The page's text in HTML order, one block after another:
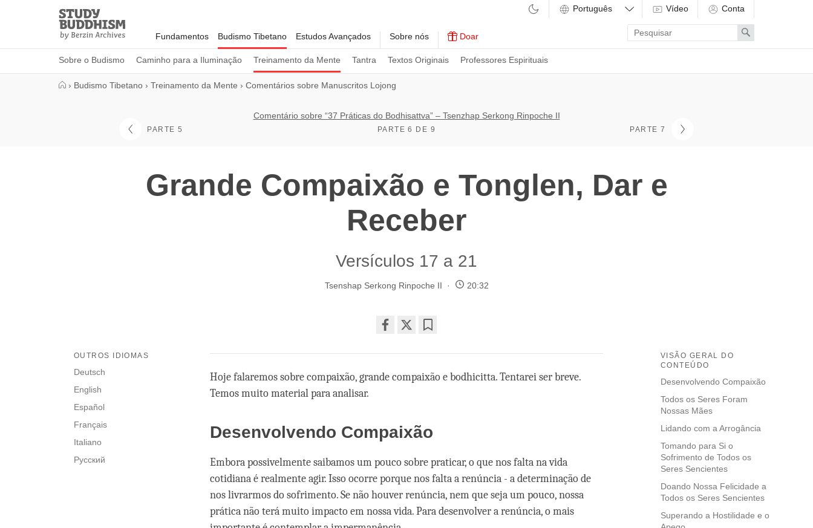
Study
Buddhism
Home
Fundamentos Budismo Tibetano
Sobre o Budismo Caminho para a Iluminação Treinamento da Mente Tantra Textos Originais Professores Espirituais
Estudos Avançados Sobre nós Doar
Vídeo Conta
Enter
search
term
Search
› Budismo Tibetano › Treinamento da Mente › Comentários sobre Manuscritos Lojong
PARTE 5
Comentário sobre “37 Práticas do Bodhisattva” – Tsenzhap Serkong Rinpoche II
PARTE 6 DE 9 PARTE 7
Grande Compaixão e Tonglen, Dar e
Receber
Versículos 17 a 21
Tsenshap Serkong Rinpoche II 20:32
on
facebook
VISÃO GERAL DO
CONTEÚDO
Desenvolvendo Compaixão
Todos os Seres Foram
Nossas Mães
Lidando com a Arrogância
Tomando para Si o
Sofrimento de Todos os
Seres Sencientes
Doando Nossa Felicidade a
Todos os Seres Sencientes
Superando a Hostilidade e o
OUTROS IDIOMAS
Deutsch
English
Español
Français
Italiano
Русский
Hoje falaremos sobre compaixão, grande compaixão e bodhicitta. Tentarei ser breve.
Temos muito material para analisar.
Desenvolvendo Compaixão
Embora possivelmente saibamos um pouco sobre praticar, o que nos falta na vida
cotidiana é realmente agir. Isso ocorre porque nos falta a renúncia - a determinação de
nos livrarmos do sofrimento. Se não houver renúncia, nem que seja um pouco, nossa
prática não terá muito impacto em nossa vida. Para desenvolver a renúncia, o mais